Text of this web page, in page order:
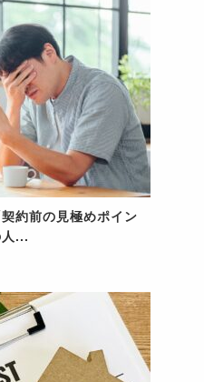
約前の見極めポイン
人...